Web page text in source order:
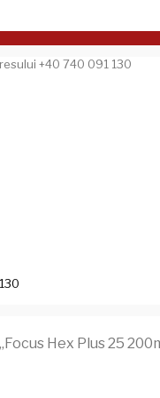
+40 740 091 130
Hex Plus 25